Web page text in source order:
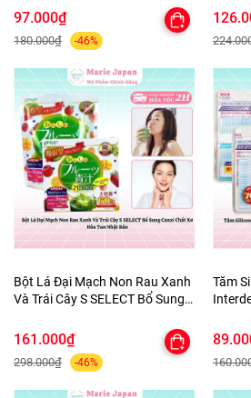
Hộpx450ml
97.000₫
180.000₫ -46%
Bột Lá Đại Mạch Non Rau Xanh
Và Trái Cây S SELECT Bổ Sung
Bản
161.000₫
298.000₫ -46%
Tăm